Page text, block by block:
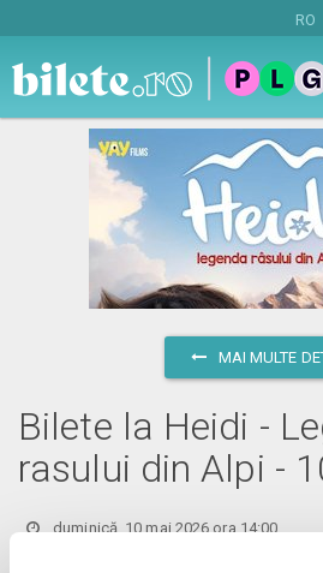
RO
MAI MULTE
Bilete la Heidi -
rasului din Alpi -
duminică, 10 mai 2026 ora 14:00